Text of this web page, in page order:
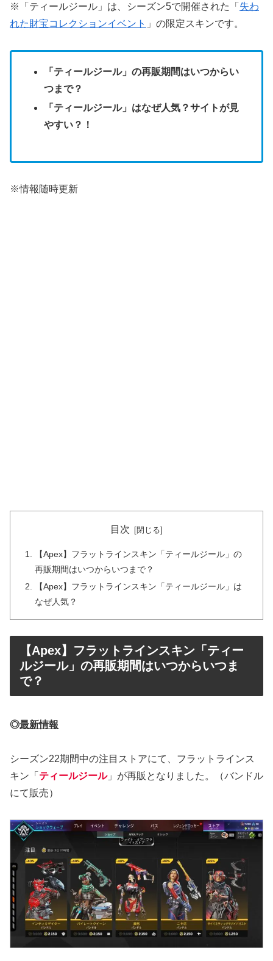
※「ティールジール」は、シーズン5で開催された「 失わ
れた財宝コレクションイベント 」の限定スキンです。
「ティールジール」の再販期間はいつからい
つまで？
「ティールジール」はなぜ人気？サイトが見
やすい？！
※情報随時更新
目次
【Apex】フラットラインスキン「ティールジール」の
再販期間はいつからいつまで？
【Apex】フラットラインスキン「ティールジール」は
なぜ人気？
【Apex】フラットラインスキン「ティー
ルジール」の再販期間はいつからいつま
で？
◎最新情報
シーズン22期間中の注目ストアにて、フラットラインス
キン「 ティールジール」が再販となりました。（バンドル
にて販売）